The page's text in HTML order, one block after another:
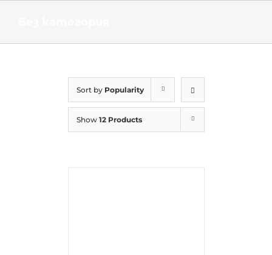
Sort by Popularity
Show 12 Products